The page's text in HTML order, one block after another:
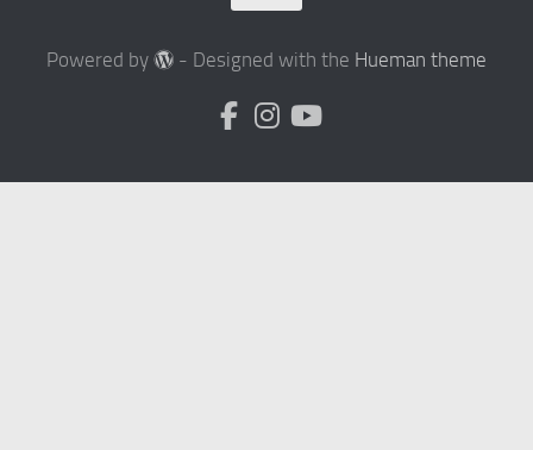
Powered by - Designed with the Hueman theme